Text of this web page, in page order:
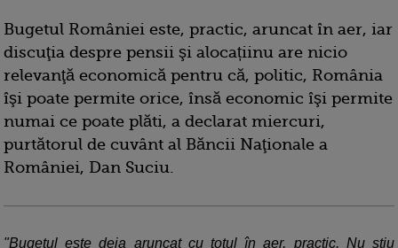
Bugetul României este, practic, aruncat în aer, iar
discuţia despre pensii şi alocațiinu are nicio
relevanţă economică pentru că, politic, România
îşi poate permite orice, însă economic îşi permite
numai ce poate plăti, a declarat miercuri,
purtătorul de cuvânt al Băncii Naţionale a
României, Dan Suciu.
"Bugetul este deja aruncat cu totul în aer, practic. Nu ştiu